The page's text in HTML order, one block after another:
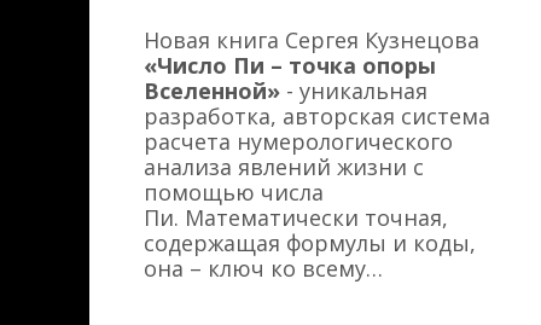
Новая книга Сергея Кузнецова
«Число Пи – точка опоры
Вселенной» - уникальная
разработка, авторская система
расчета нумерологического
анализа явлений жизни с
помощью числа
Пи. Математически точная,
содержащая формулы и коды,
она – ключ ко всему…